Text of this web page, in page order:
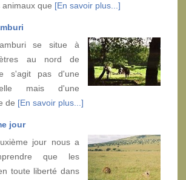
que [En savoir plus...]
se situe à
au nord de
s'agit pas d'une
mais d'une
de [En savoir plus...]
jour
jour nous a
que les
toute liberté dans